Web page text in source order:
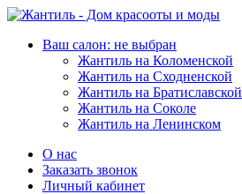
Ваш салон: не выбран
Жантиль на Коломенской
Жантиль на Сходненской
Жантиль на Братиславской
Жантиль на Соколе
Жантиль на Ленинском
О нас
Заказать звонок
Личный кабинет